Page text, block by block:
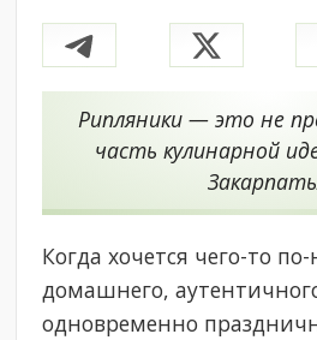
Рипляники — это не
часть кулинарной
Когда хочется чего-то
домашнего,
одновременно